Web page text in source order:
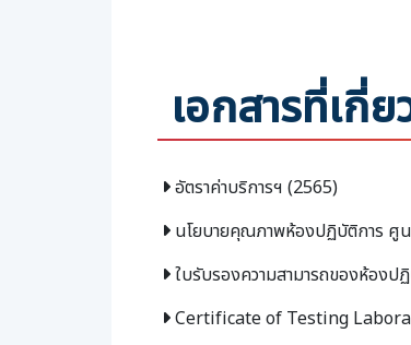
เอกสารที่เกี่
อัตราค่าบริการฯ (2565)
นโยบายคุณภาพห้องปฏิบัติการ ศูน
ใบรับรองความสามารถของห้องป
Certificate of Testing